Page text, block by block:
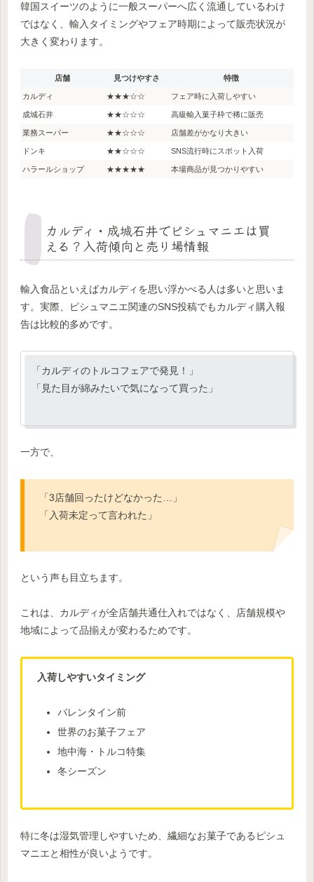
韓国スイーツのように一般スーパーへ広く流通しているわけ
ではなく、輸入タイミングやフェア時期によって販売状況が
大きく変わります。
店舗 見つけやすさ 特徴
カルディ ★★★☆☆ フェア時に入荷しやすい
成城石井 ★★☆☆☆ 高級輸入菓子枠で稀に販売
業務スーパー ★★☆☆☆ 店舗差がかなり大きい
ドンキ ★★☆☆☆ SNS流行時にスポット入荷
ハラールショップ ★★★★★ 本場商品が見つかりやすい
カルディ・成城石井でピシュマニエは買
える？入荷傾向と売り場情報
輸入食品といえばカルディを思い浮かべる人は多いと思いま
す。実際、ピシュマニエ関連のSNS投稿でもカルディ購入報
告は比較的多めです。
「カルディのトルコフェアで発見！」
「見た目が綿みたいで気になって買った」
一方で、
「3店舗回ったけどなかった…」
「入荷未定って言われた」
という声も目立ちます。
これは、カルディが全店舗共通仕入れではなく、店舗規模や
地域によって品揃えが変わるためです。
入荷しやすいタイミング
バレンタイン前
世界のお菓子フェア
地中海・トルコ特集
冬シーズン
特に冬は湿気管理しやすいため、繊細なお菓子であるピシュ
マニエと相性が良いようです。